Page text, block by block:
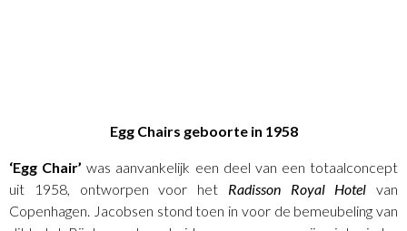
Egg Chairs geboorte in 1958
‘Egg Chair’ was aanvankelijk een deel van een totaalconcept
uit 1958, ontworpen voor het Radisson Royal Hotel van
Copenhagen. Jacobsen stond toen in voor de bemeubeling van